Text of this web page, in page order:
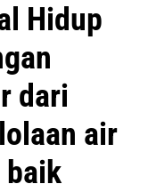
Hidup
dari
air
baik